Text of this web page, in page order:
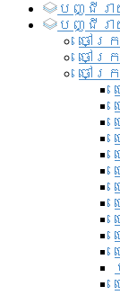
បញ្ជី​រា
បញ្ជី​រា
ចៅក្
ចៅក្
ចៅក្